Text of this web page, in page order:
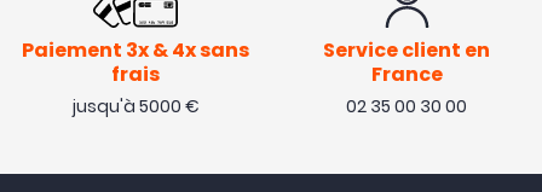
Paiement 3x & 4x sans
frais
jusqu'à 5000 €
Service client en
France
02 35 00 30 00